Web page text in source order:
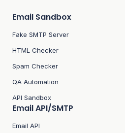
Email Sandbox
Fake SMTP Server
HTML Checker
Spam Checker
QA Automation
API Sandbox
Email API/SMTP
Email API